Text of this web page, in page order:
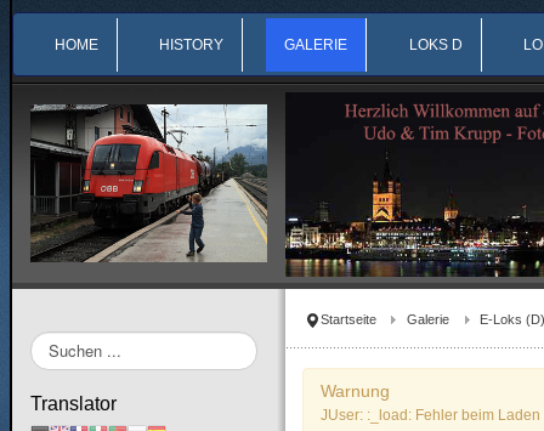
HOME HISTORY GALERIE LOKS D
Startseite Galerie E-Loks (D)
Warnung
JUser: :_load: Fehler beim
Suchen
...
Translator